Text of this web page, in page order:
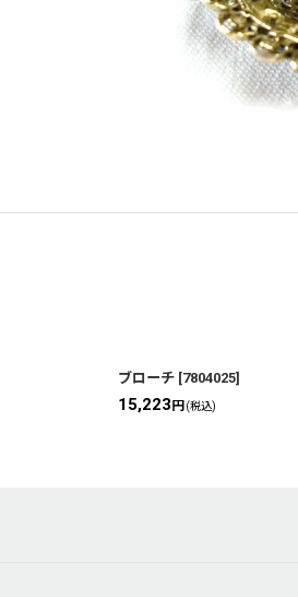
ブローチ [7804025]
15,223円 (税込)